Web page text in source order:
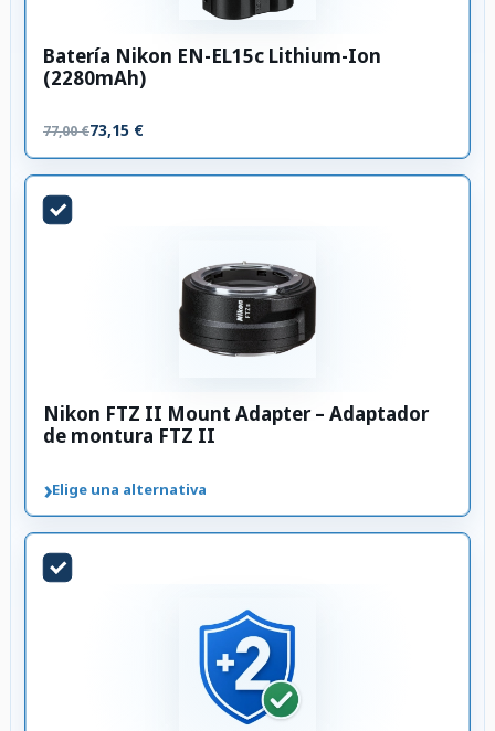
Batería Nikon EN-EL15c Lithium-Ion
(2280mAh)
77,00 €73,15 €
Nikon FTZ II Mount Adapter – Adaptador
de montura FTZ II
›Elige una alternativa